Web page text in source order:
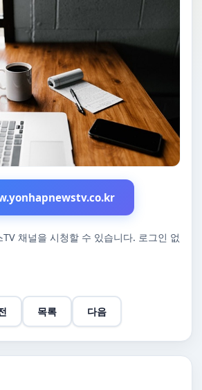
채널을 시청할 수 있습니다. 로그인 없
목록 다음